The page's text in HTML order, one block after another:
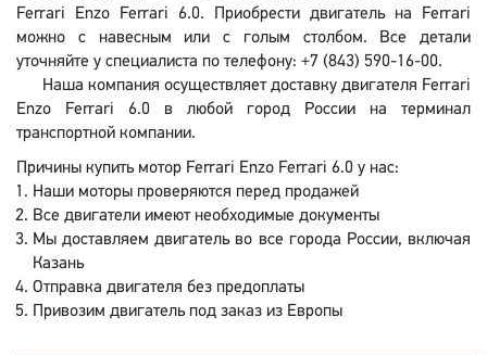
Ferrari Enzo Ferrari 6.0. Приобрести двигатель на Ferrari
можно с навесным или с голым столбом. Все детали
уточняйте у специалиста по телефону: +7 (843) 590-16-00.
Наша компания осуществляет доставку двигателя Ferrari
Enzo Ferrari 6.0 в любой город России на терминал
транспортной компании.
Причины купить мотор Ferrari Enzo Ferrari 6.0 у нас:
Наши моторы проверяются перед продажей
Все двигатели имеют необходимые документы
Мы доставляем двигатель во все города России, включая
Казань
Отправка двигателя без предоплаты
Привозим двигатель под заказ из Европы